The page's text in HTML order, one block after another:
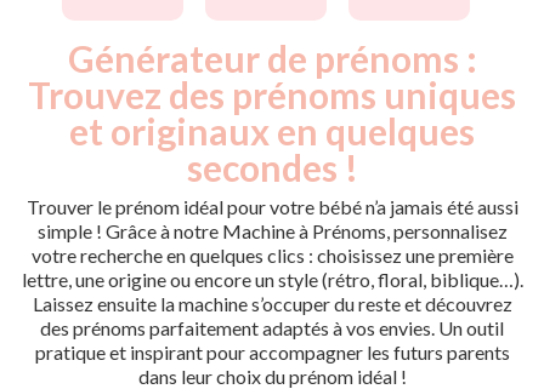
Générateur de prénoms :
Trouvez des prénoms uniques
et originaux en quelques
secondes !
Trouver le prénom idéal pour votre bébé n’a jamais été aussi
simple ! Grâce à notre Machine à Prénoms, personnalisez
votre recherche en quelques clics : choisissez une première
lettre, une origine ou encore un style (rétro, floral, biblique…).
Laissez ensuite la machine s’occuper du reste et découvrez
des prénoms parfaitement adaptés à vos envies. Un outil
pratique et inspirant pour accompagner les futurs parents
dans leur choix du prénom idéal !